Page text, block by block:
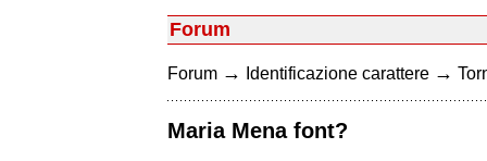
Forum
Forum → Identificazione carattere →
Maria Mena font?